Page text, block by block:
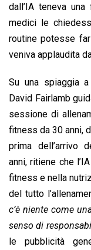
dall’IA teneva
medici le
routine potesse
veniva applaudita
Su una spiaggia
David Fairlamb
sessione di
fitness da 30 anni,
prima dell’arrivo
anni, ritiene che
fitness e nella
del tutto
c’è niente come
senso di
le pubblicità